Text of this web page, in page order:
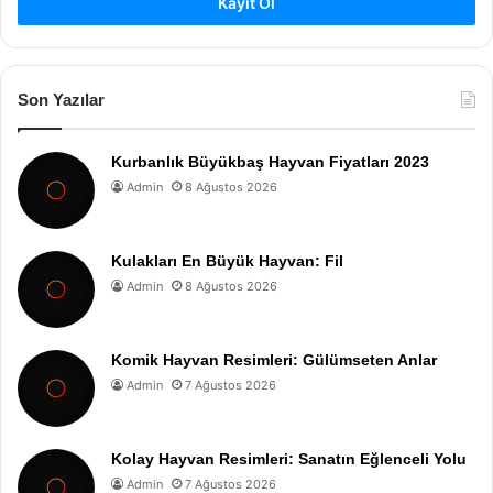
Son Yazılar
Kurbanlık Büyükbaş Hayvan Fiyatları 2023
Admin 8 Ağustos 2026
Kulakları En Büyük Hayvan: Fil
Admin 8 Ağustos 2026
Komik Hayvan Resimleri: Gülümseten Anlar
Admin 7 Ağustos 2026
Kolay Hayvan Resimleri: Sanatın Eğlenceli Yolu
Admin 7 Ağustos 2026